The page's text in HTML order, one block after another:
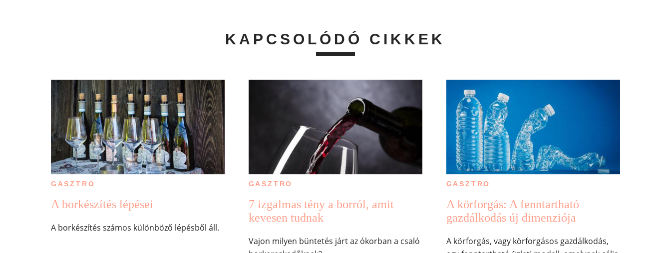
KAPCSOLÓDÓ CIKKEK
GASZTRO
A borkészítés lépései
A borkészítés számos különböző lépésből áll.
GASZTRO
7 izgalmas tény a borról, amit
kevesen tudnak
Vajon milyen büntetés járt az ókorban a csaló
GASZTRO
A körforgás: A fenntartható
gazdálkodás új dimenziója
A körforgás, vagy körforgásos gazdálkodás,